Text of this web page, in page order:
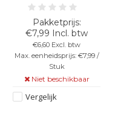
Kleur: Groen/zwarten
€7,99 Incl. btw
€6,60 Excl. btw
Max. eenheidsprijs: €7,99 /
Stuk
Niet beschikbaar
Vergelijk